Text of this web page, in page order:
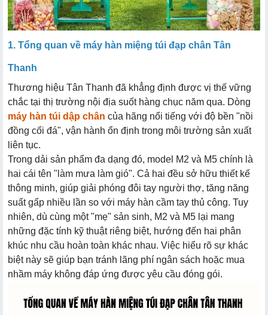
1. Tổng quan về máy hàn miệng túi đạp chân Tân
Thanh
Thương hiệu Tân Thanh đã khẳng định được vị thế vững
chắc tại thị trường nội địa suốt hàng chục năm qua. Dòng
máy hàn túi dập chân của hãng nổi tiếng với độ bền "nồi
đồng cối đá", vận hành ổn định trong môi trường sản xuất
liên tục.
Trong dải sản phẩm đa dạng đó, model M2 và M5 chính là
hai cái tên "làm mưa làm gió". Cả hai đều sở hữu thiết kế
thông minh, giúp giải phóng đôi tay người thợ, tăng năng
suất gấp nhiều lần so với máy hàn cầm tay thủ công. Tuy
nhiên, dù cùng một "mẹ" sản sinh, M2 và M5 lại mang
những đặc tính kỹ thuật riêng biệt, hướng đến hai phân
khúc nhu cầu hoàn toàn khác nhau. Việc hiểu rõ sự khác
biệt này sẽ giúp bạn tránh lãng phí ngân sách hoặc mua
nhầm máy không đáp ứng được yêu cầu đóng gói.